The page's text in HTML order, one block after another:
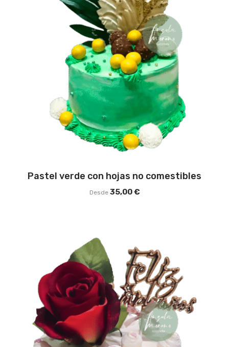
Pastel verde con hojas no comestibles
Desde 35,00€